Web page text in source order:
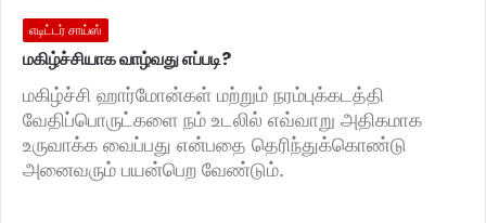
எடிட்டர் சாய்ஸ்
மகிழ்ச்சியாக வாழ்வது எப்படி?
மகிழ்ச்சி ஹார்மோன்கள் மற்றும் நரம்புக்கடத்தி
வேதிப்பொருட்களை நம் உடலில் எவ்வாறு அதிகமாக
உருவாக்க வைப்பது என்பதை தெரிந்துக்கொண்டு
அனைவரும் பயன்பெற வேண்டும்.